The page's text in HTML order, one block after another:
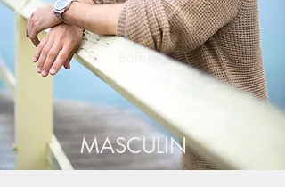
Barber
MASCULIN